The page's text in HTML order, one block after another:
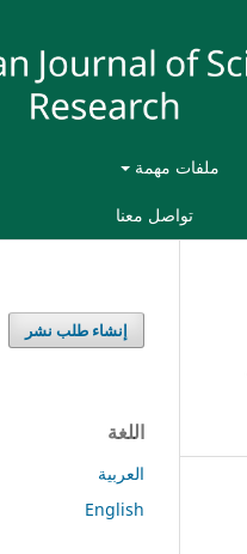
ملفات مهمة
تواصل معنا
إنشاء طلب نشر
اللغة
العربية
English